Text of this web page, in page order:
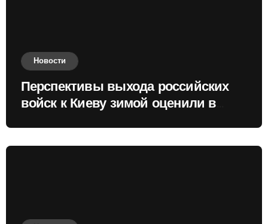
Новости
Перспективы выхода российских
войск к Киеву зимой оценили в